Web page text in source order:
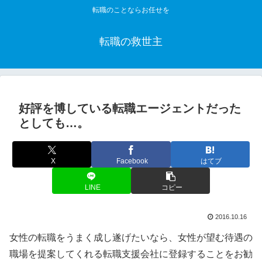
転職のことならお任せを
転職の救世主
好評を博している転職エージェントだった
としても…。
X Facebook はてブ
LINE コピー
2016.10.16
女性の転職をうまく成し遂げたいなら、女性が望む待遇の
職場を提案してくれる転職支援会社に登録することをお勧